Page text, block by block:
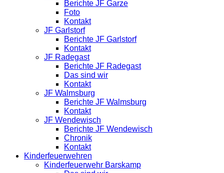
Berichte JF Garze
Foto
Kontakt
JF Garlstorf
Berichte JF Garlstorf
Kontakt
JF Radegast
Berichte JF Radegast
Das sind wir
Kontakt
JF Walmsburg
Berichte JF Walmsburg
Kontakt
JF Wendewisch
Berichte JF Wendewisch
Chronik
Kontakt
Kinderfeuerwehren
Kinderfeuerwehr Barskamp